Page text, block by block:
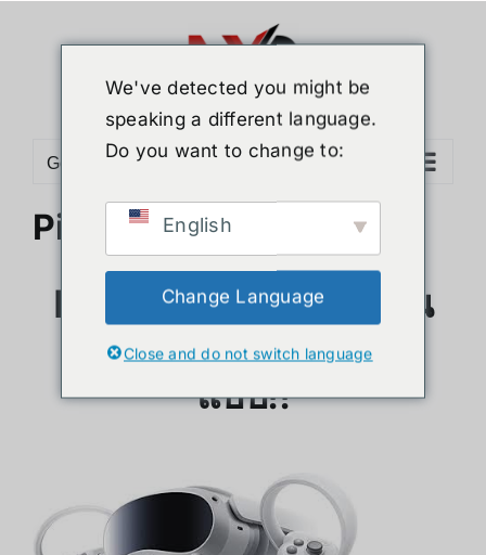
Go to...
Pico 4 OpenXR
Pico 4 รองรับมาตรฐาน
OpenXR อย่างเต็มรูป
แบบ!!
We've detected you might be
speaking a different language.
Do you want to change to:
English
Change Language
Close and do not switch language